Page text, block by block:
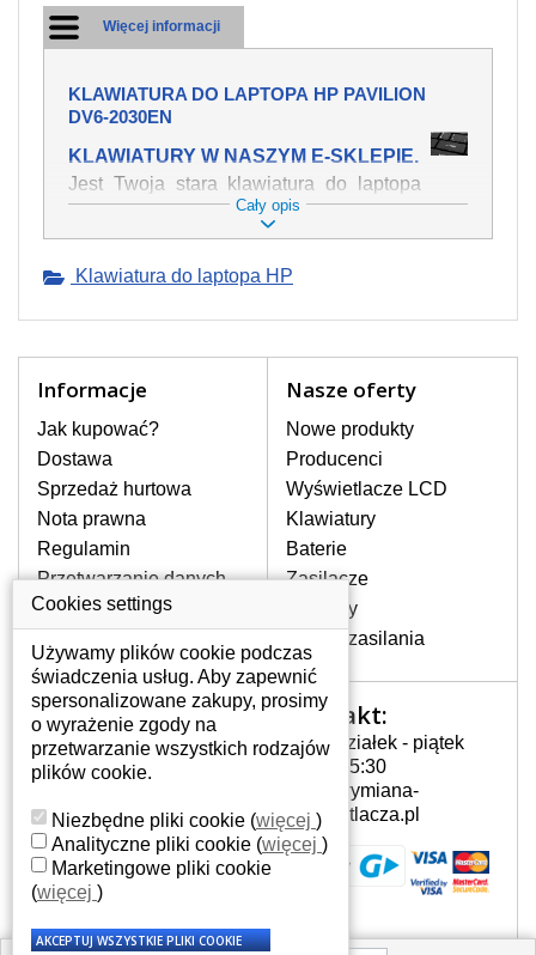
Więcej informacji
KLAWIATURA DO LAPTOPA HP PAVILION
DV6-2030EN
KLAWIATURY W NASZYM E-SKLEPIE.
Jest Twoja stara klawiatura do laptopa
HP Pavilion dv6-2030en mechanicznie
uszkodzona, polałeś ją płynem, który
swojej pozycji? Kup nową klawiaturę,
Oferujemy oryginalne klawiatury w
stronie internetowej ją znajdziesz za
pomocy wyszukiwarki. Wystarczy znać
model laptopa. Przy każdej klawiaturze
nie może brakować szczególowe zdjęcie
do aktualnego stanu naszego magazynu.
W JAKI SPOSÓB MOŻE SIĘ
PRZEJAWIAĆ USTERKA
Częstymi objawami są pomijanie liter
czy wyświetlanie innych liter oraz
dublowanie tych samych znaków. W
przypadku podlicia klawisze nie
powrócą do pierwotnej pozycji. Albo
też uszkodzenie mechaniczne, np.
JAK TO DZIAŁA?
Klawiatura składa się z kilku
warstw folii, z których przewodzą
przewodzące warstwy.
Cały opis
Klawiatura do laptopa HP
Informacje
Jak kupować?
Dostawa
Sprzedaż hurtowa
Nota prawna
Regulamin
Przetwarzanie danych
osobowych
Gdzie nas znajdziesz
Nasze oferty
Nowe produkty
Producenci
Wyświetlacze LCD
Klawiatury
Baterie
Zasilacze
Zawiasy
Złącza zasilania
Twoje konto
Twoje konto
Dane osobowe
Adresy
Historia zamówień
Kontakt:
Poniedziałek - piątek
7:00 - 15:30
info@wymiana-
wyswietlacza.pl
Cookies settings
Używamy plików cookie podczas
świadczenia usług. Aby zapewnić
spersonalizowane zakupy, prosimy
o wyrażenie zgody na
przetwarzanie wszystkich rodzajów
plików cookie.
Niezbędne pliki cookie (więcej )
Analityczne pliki cookie (więcej )
Marketingowe pliki cookie
(więcej )